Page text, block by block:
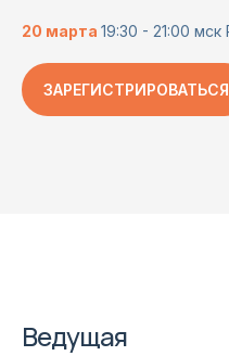
20 марта 19:30 - 21:00
ЗАРЕГИСТРИРОВАТЬСЯ
Ведущая